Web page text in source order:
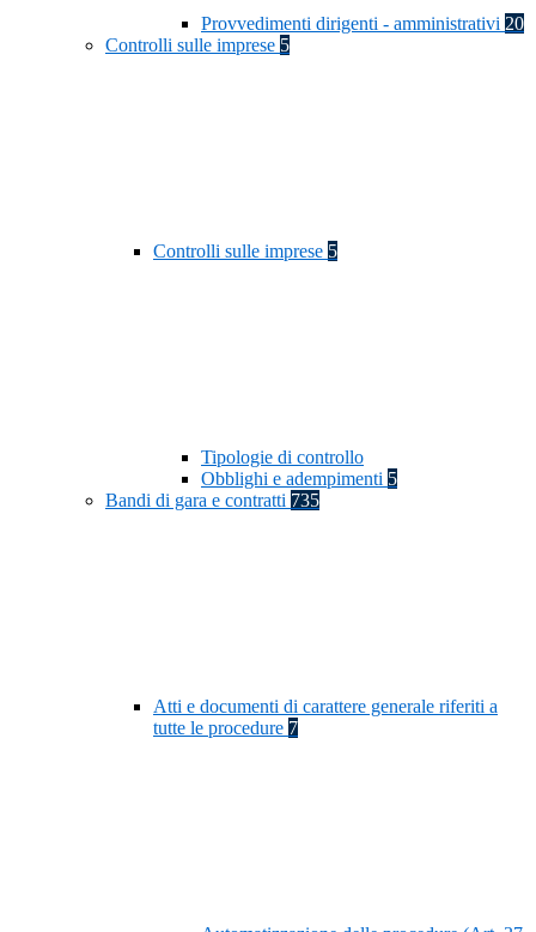
Provvedimenti dirigenti - amministrativi 20
Controlli sulle imprese 5
Controlli sulle imprese 5
Tipologie di controllo
Obblighi e adempimenti 5
Bandi di gara e contratti 735
Atti e documenti di carattere generale riferiti a
tutte le procedure 7